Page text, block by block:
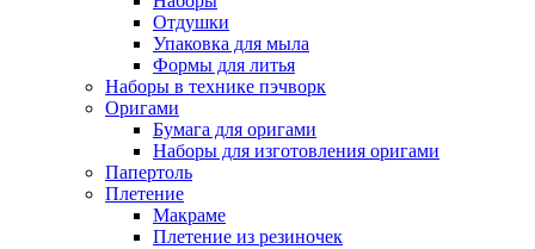
Отдушки
Упаковка для мыла
Формы для литья
Наборы в технике пэчворк
Оригами
Бумага для оригами
Наборы для изготовления оригами
Папертоль
Плетение
Макраме
Плетение из резиночек